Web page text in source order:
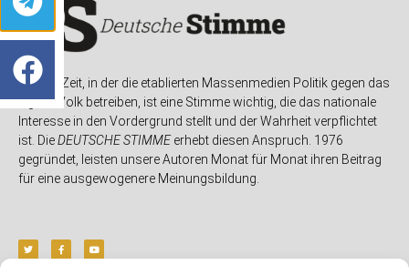
In einer Zeit, in der die etablierten Massenmedien Politik gegen das
eigene Volk betreiben, ist eine Stimme wichtig, die das nationale
Interesse in den Vordergrund stellt und der Wahrheit verpflichtet
ist. DieDEUTSCHE STIMMEerhebt diesen Anspruch. 1976
gegründet, leisten unsere Autoren Monat für Monat ihren Beitrag
für eine ausgewogenere Meinungsbildung.